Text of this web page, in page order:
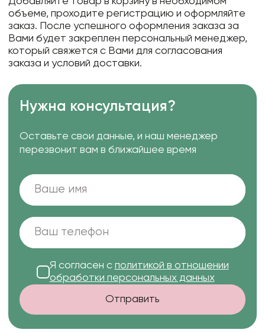
объеме, проходите регистрацию и оформляйте
заказ. После успешного оформления заказа за
Вами будет закреплен персональный менеджер,
который свяжется с Вами для согласования
заказа и условий доставки.
Нужна консультация?
Оставьте свои данные, и наш менеджер
перезвонит вам в ближайшее время
Я согласен с политикой в отношении
обработки персональных данных
Отправить